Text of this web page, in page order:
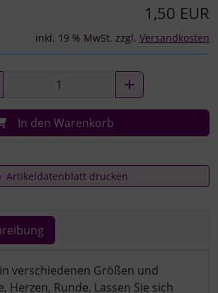
1,50 EUR
inkl. 19 % MwSt. zzgl. Versandkosten
In den Warenkorb
Artikeldatenblatt drucken
verschiedenen Größen und
Herzen, Runde. Lassen Sie sich